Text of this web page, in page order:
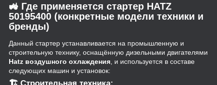
🚜 Где применяется стартер HATZ
50195400 (конкретные модели техники и
бренды)
Данный стартер устанавливается на промышленную и
строительную технику, оснащённую дизельными двигателями
Hatz воздушного охлаждения, и используется в составе
следующих машин и установок: